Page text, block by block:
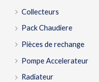
Collecteurs
Pack Chaudiere
Pièces de rechange
Pompe Accelerateur
Radiateur